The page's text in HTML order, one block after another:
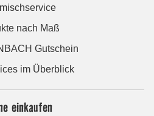
nach Maß
Gutschein
im Überblick
einkaufen